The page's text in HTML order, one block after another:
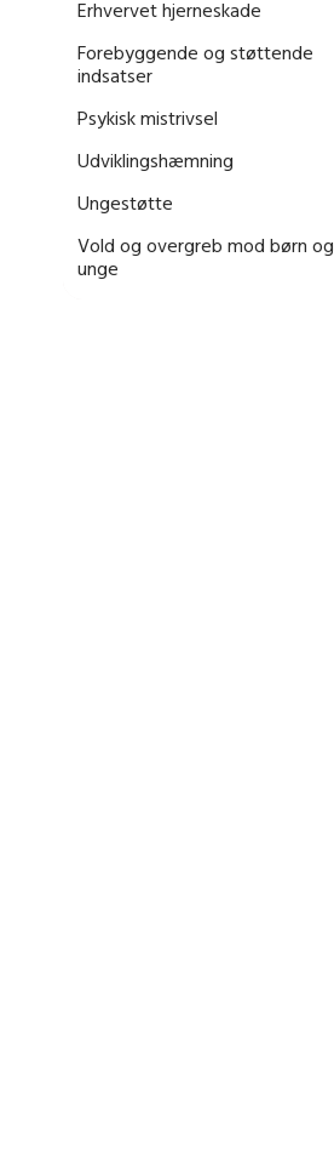
Erhvervet hjerneskade
Forebyggende og støttende
indsatser
Psykisk mistrivsel
Udviklingshæmning
Ungestøtte
Vold og overgreb mod børn og
unge